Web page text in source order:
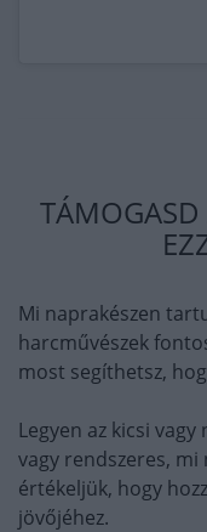
Mi naprakészen
harcművészek
most segíthetsz,
Legyen az kicsi
vagy rendszeres, mi
értékeljük, hogy
jövőjéhez.